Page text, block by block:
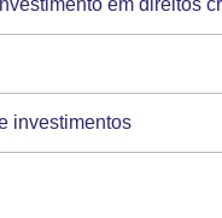
investimentos